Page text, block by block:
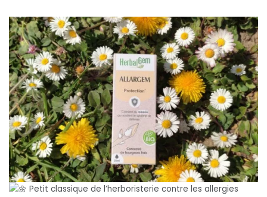
Petit classique de l’herboristerie contre les allergies